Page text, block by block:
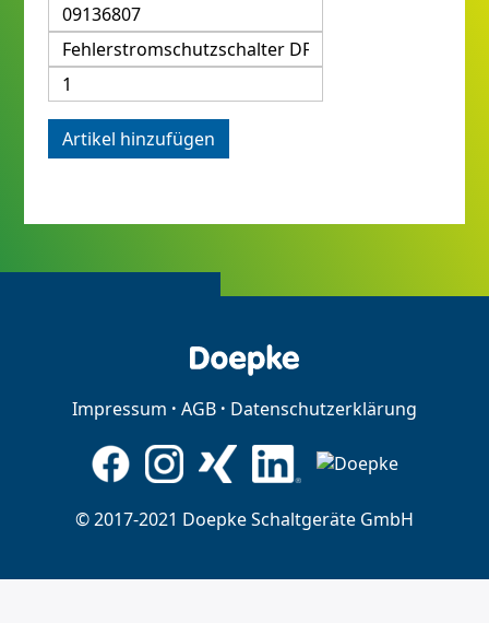
Artikel hinzufügen
Impressum AGB Datenschutzerklärung
© 2017-2021 Doepke Schaltgeräte GmbH